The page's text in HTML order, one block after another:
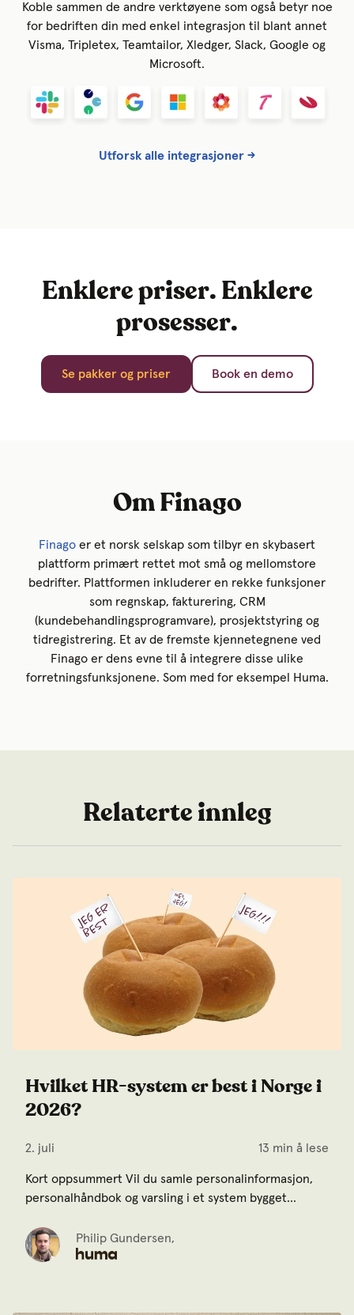
Koble sammen de andre verktøyene som også betyr noe
for bedriften din med enkel integrasjon til blant annet
Visma, Tripletex, Teamtailor, Xledger, Slack, Google og
Microsoft.
Utforsk alle integrasjoner →
Enklere priser. Enklere
prosesser.
Se pakker og priser Book en demo
Om Finago
Finago er et norsk selskap som tilbyr en skybasert
plattform primært rettet mot små og mellomstore
bedrifter. Plattformen inkluderer en rekke funksjoner
som regnskap, fakturering, CRM
(kundebehandlingsprogramvare), prosjektstyring og
tidregistrering. Et av de fremste kjennetegnene ved
Finago er dens evne til å integrere disse ulike
forretningsfunksjonene. Som med for eksempel Huma.
Relaterte innleg
Hvilket HR-system er best i Norge i
2026?
2. juli 13 min å lese
Kort oppsummert Vil du samle personalinformasjon,
personalhåndbok og varsling i et system bygget...
Philip Gundersen,